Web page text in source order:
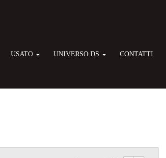
USATO UNIVERSO DS CONTATTI